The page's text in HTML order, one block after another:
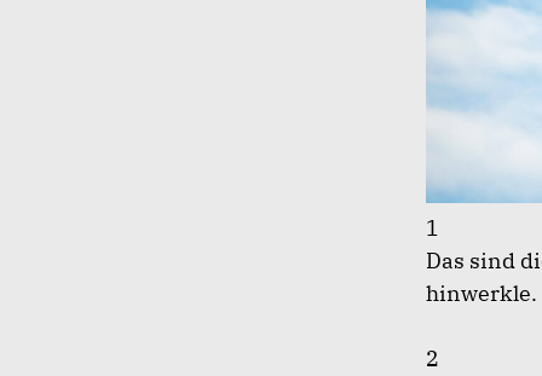
1
Das sind
hinwerkle.
2